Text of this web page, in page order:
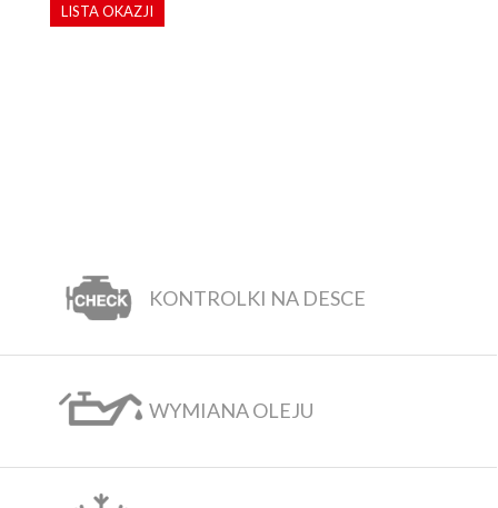
LISTA OKAZJI
KONTROLKI NA DESCE
WYMIANA OLEJU